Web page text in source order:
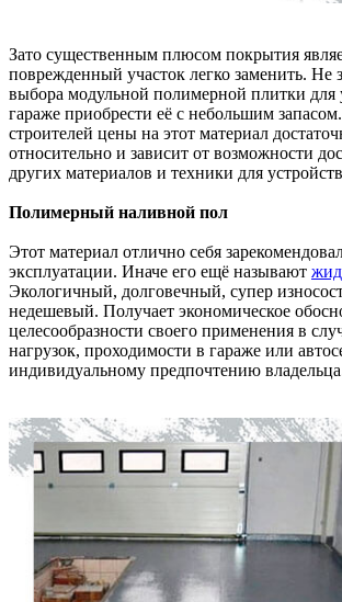
Зато существенным плюсом покрытия
поврежденный участок легко заменить. Не
выбора модульной полимерной плитки для
гараже приобрести её с небольшим
строителей цены на этот материал
относительно и зависит от возможности
других материалов и техники для
Полимерный наливной пол
Этот материал отлично себя
эксплуатации. Иначе его ещё называют
Экологичный, долговечный, супер
недешевый. Получает экономическое
целесообразности своего применения в
нагрузок, проходимости в гараже или
индивидуальному предпочтению